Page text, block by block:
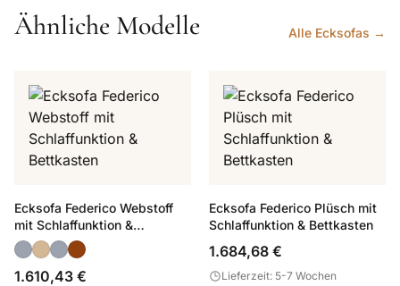
Ähnliche Modelle Alle Ecksofas →
Ecksofa Federico Webstoff
mit Schlaffunktion &
Bettkasten
1.610,43 €
Ecksofa Federico Plüsch mit
Schlaffunktion & Bettkasten
1.684,68 €
Lieferzeit: 5-7 Wochen